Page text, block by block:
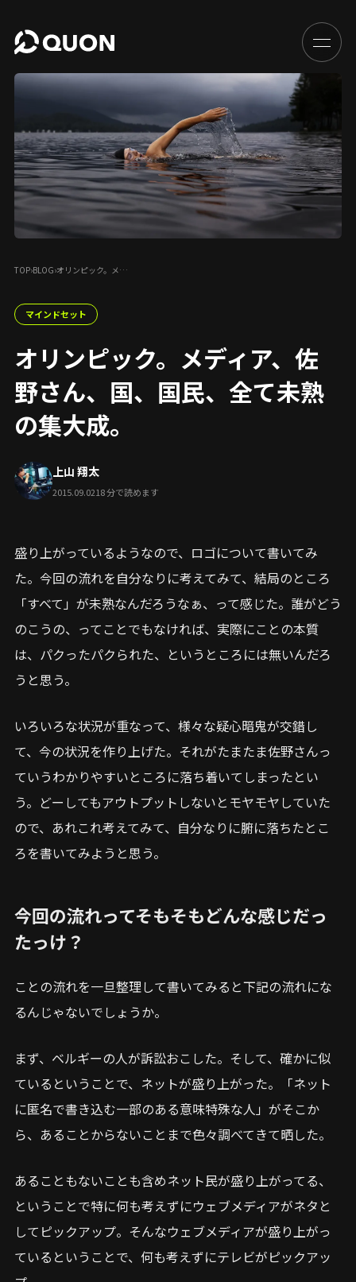
TOP›BLOG›オリンピック。メ…
マインドセット
オリンピック。メディア、佐
野さん、国、国民、全て未熟
の集大成。
上山 翔太
2015.09.0218 分で読めます
盛り上がっているようなので、ロゴについて書いてみ
た。今回の流れを自分なりに考えてみて、結局のところ
「すべて」が未熟なんだろうなぁ、って感じた。誰がどう
のこうの、ってことでもなければ、実際にことの本質
は、パクったパクられた、というところには無いんだろ
うと思う。
いろいろな状況が重なって、様々な疑心暗鬼が交錯し
て、今の状況を作り上げた。それがたまたま佐野さんっ
ていうわかりやすいところに落ち着いてしまったとい
う。どーしてもアウトプットしないとモヤモヤしていた
ので、あれこれ考えてみて、自分なりに腑に落ちたとこ
ろを書いてみようと思う。
今回の流れってそもそもどんな感じだっ
たっけ？
ことの流れを一旦整理して書いてみると下記の流れにな
るんじゃないでしょうか。
まず、ベルギーの人が訴訟おこした。そして、確かに似
ているということで、ネットが盛り上がった。「ネット
に匿名で書き込む一部のある意味特殊な人」がそこか
ら、あることからないことまで色々調べてきて晒した。
あることもないことも含めネット民が盛り上がってる、
ということで特に何も考えずにウェブメディアがネタと
してピックアップ。そんなウェブメディアが盛り上がっ
ているということで、何も考えずにテレビがピックアッ